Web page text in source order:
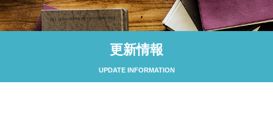
更新情報
UPDATE INFORMATION